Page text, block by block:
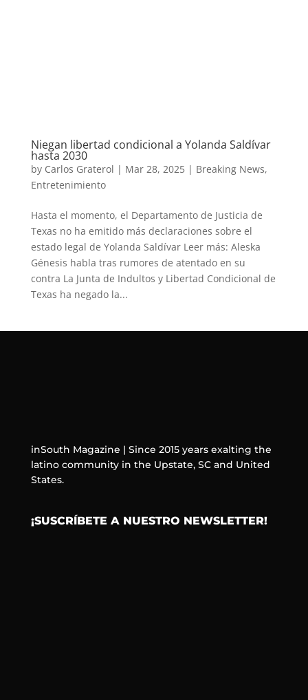
Niegan libertad condicional a Yolanda Saldívar
hasta 2030
by Carlos Graterol | Mar 28, 2025| Breaking News,
Entretenimiento
Hasta el momento, el Departamento de Justicia de
Texas no ha emitido más declaraciones sobre el
estado legal de Yolanda Saldívar Leer más: Aleska
Génesis habla tras rumores de atentado en su
contra La Junta de Indultos y Libertad Condicional de
Texas ha negado la...
inSouth Magazine | Since 2015 years exalting the
latino community in the Upstate, SC and United
States.
¡SUSCRÍBETE A NUESTRO NEWSLETTER!